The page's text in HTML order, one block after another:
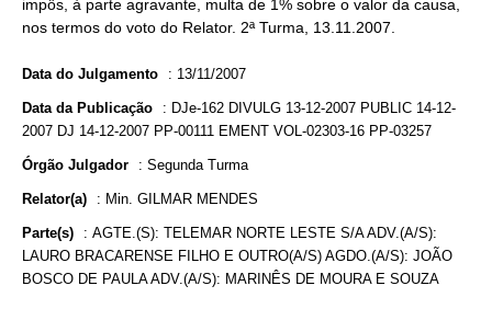
impôs, à parte agravante, multa de 1% sobre o valor da causa,
nos termos do voto do Relator. 2ª Turma, 13.11.2007.
Data do Julgamento : 13/11/2007
Data da Publicação : DJe-162 DIVULG 13-12-2007 PUBLIC 14-12-
2007 DJ 14-12-2007 PP-00111 EMENT VOL-02303-16 PP-03257
Órgão Julgador : Segunda Turma
Relator(a) : Min. GILMAR MENDES
Parte(s) : AGTE.(S): TELEMAR NORTE LESTE S/A ADV.(A/S):
LAURO BRACARENSE FILHO E OUTRO(A/S) AGDO.(A/S): JOÃO
BOSCO DE PAULA ADV.(A/S): MARINÊS DE MOURA E SOUZA